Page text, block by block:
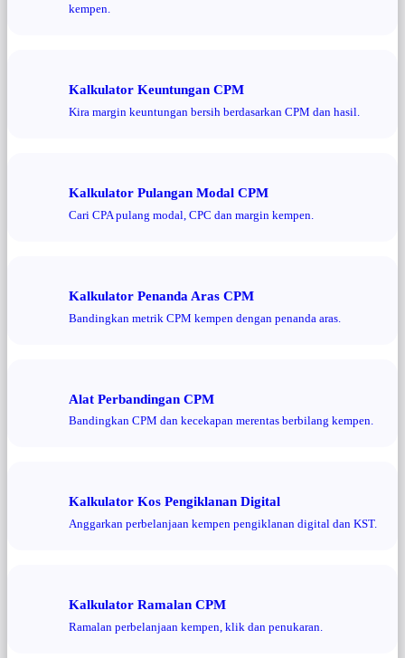
kempen.
Kalkulator Keuntungan CPM
Kira margin keuntungan bersih berdasarkan CPM dan hasil.
Kalkulator Pulangan Modal CPM
Cari CPA pulang modal, CPC dan margin kempen.
Kalkulator Penanda Aras CPM
Bandingkan metrik CPM kempen dengan penanda aras.
Alat Perbandingan CPM
Bandingkan CPM dan kecekapan merentas berbilang kempen.
Kalkulator Kos Pengiklanan Digital
Anggarkan perbelanjaan kempen pengiklanan digital dan KST.
Kalkulator Ramalan CPM
Ramalan perbelanjaan kempen, klik dan penukaran.